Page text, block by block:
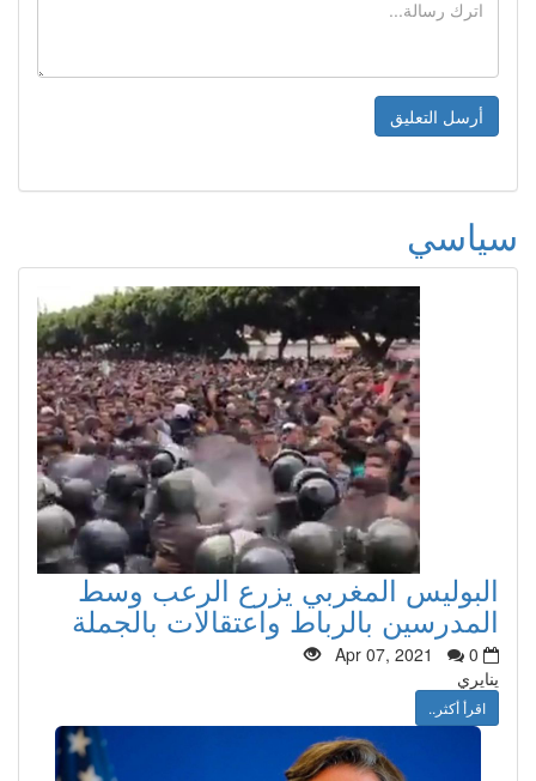
سياسي
البوليس المغربي يزرع الرعب وسط
المدرسين بالرباط واعتقالات بالجملة
Apr 07, 2021
0
ينايري
اقرأ أكثر..